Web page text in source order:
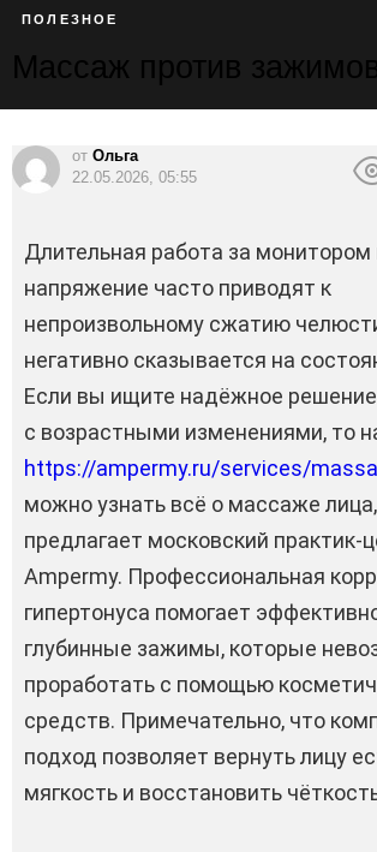
ПОЛЕЗНОЕ
Массаж против
от Ольга
22.05.2026, 05:55
Длительная работа за монитором
напряжение часто приводят к
непроизвольному сжатию
негативно сказывается на
Если вы ищите надёжное
с возрастными изменениями, то
https://ampermy.ru/services/
можно узнать всё о массаже
предлагает московский практик-
Ampermy. Профессиональная
гипертонуса помогает
глубинные зажимы, которые
проработать с помощью
средств. Примечательно, что
подход позволяет вернуть лицу
мягкость и восстановить